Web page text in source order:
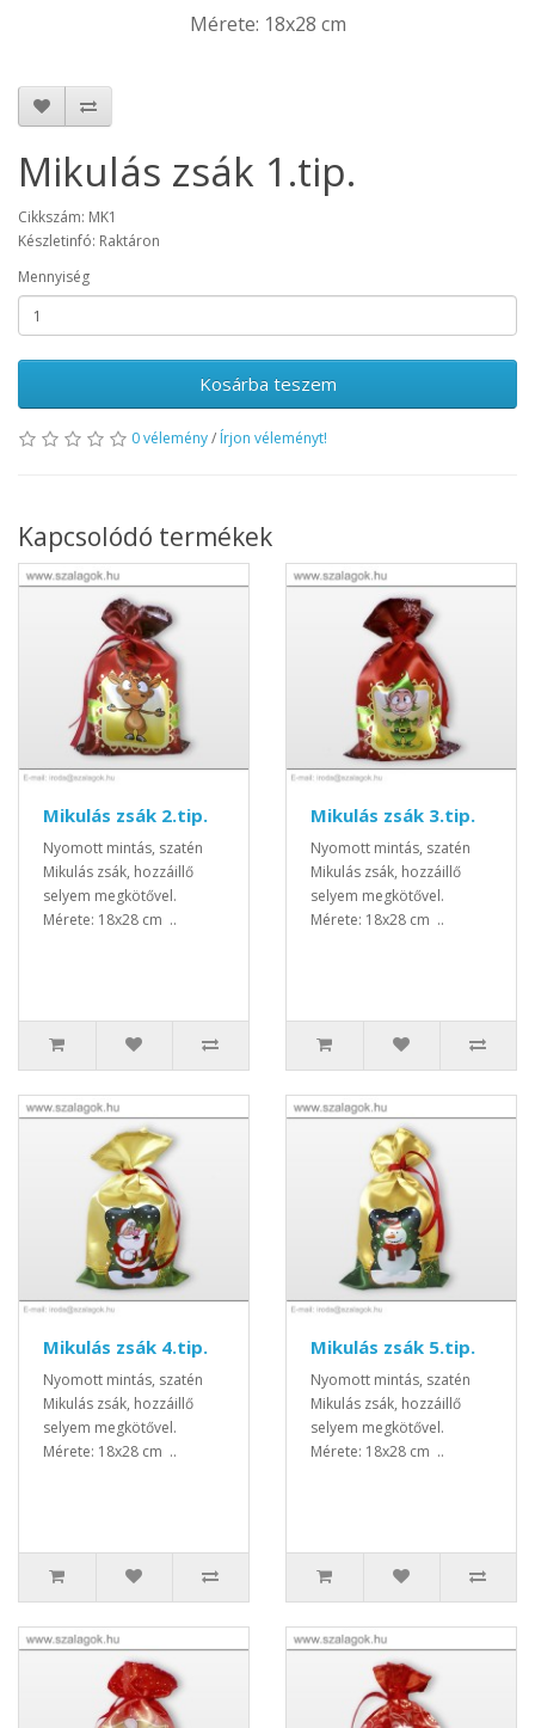
Mérete: 18x28 cm
Mikulás zsák 1.tip.
Cikkszám: MK1
Készletinfó: Raktáron
Mennyiség
Kosárba teszem
0 vélemény/ Írjon véleményt!
Kapcsolódó termékek
Mikulás zsák 2.tip.
Nyomott mintás, szatén
Mikulás zsák, hozzáillő
selyem megkötővel.
Mérete: 18x28 cm ..
Mikulás zsák 3.tip.
Nyomott mintás, szatén
Mikulás zsák, hozzáillő
selyem megkötővel.
Mérete: 18x28 cm ..
Mikulás zsák 4.tip.
Nyomott mintás, szatén
Mikulás zsák, hozzáillő
selyem megkötővel.
Mérete: 18x28 cm ..
Mikulás zsák 5.tip.
Nyomott mintás, szatén
Mikulás zsák, hozzáillő
selyem megkötővel.
Mérete: 18x28 cm ..